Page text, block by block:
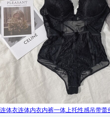
连体衣连体内衣内裤一体上托性感吊带蕾